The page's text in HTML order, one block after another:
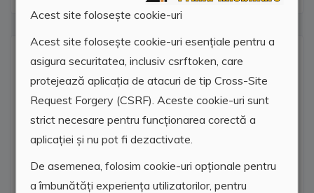
Acest site folosește cookie-uri
Acest site folosește cookie-uri esențiale pentru a
asigura securitatea, inclusiv csrftoken, care
protejează aplicația de atacuri de tip Cross-Site
Request Forgery (CSRF). Aceste cookie-uri sunt
strict necesare pentru funcționarea corectă a
aplicației și nu pot fi dezactivate.
De asemenea, folosim cookie-uri opționale pentru
a îmbunătăți experiența utilizatorilor, pentru
Locatie agentie